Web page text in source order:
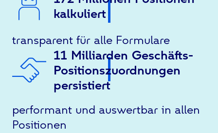
kalkuliert
transparent für alle Formulare
11 Milliarden Geschäfts-
Positionszuordnungen
persistiert
performant und auswertbar in allen
Positionen